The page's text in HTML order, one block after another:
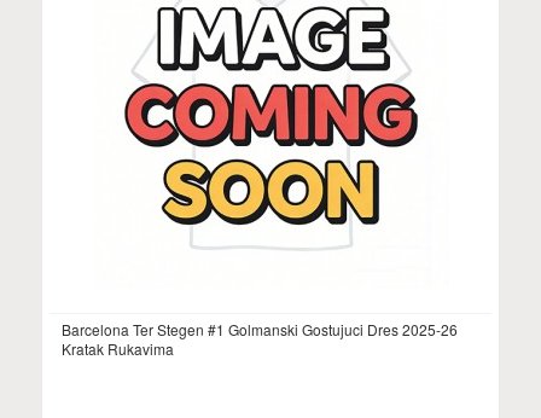
Barcelona Ter Stegen #1 Golmanski Gostujuci Dres 2025-26
Kratak Rukavima